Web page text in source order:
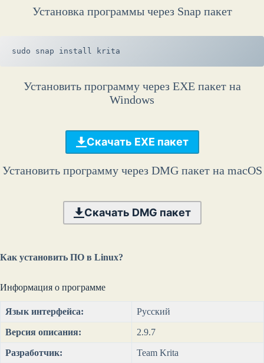
Установка программы через Snap пакет
sudo snap install krita
Установить программу через EXE пакет на
Windows
Скачать EXE пакет
Установить программу через DMG пакет на macOS
Скачать DMG пакет
Как установить ПО в Linux?
Информация о программе
Язык интерфейса: Русский
Версия описания: 2.9.7
Разработчик: Team Krita